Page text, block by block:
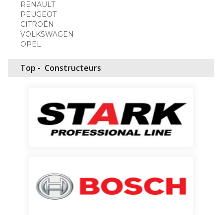
RENAULT
PEUGEOT
CITROËN
VOLKSWAGEN
OPEL
Top - Constructeurs